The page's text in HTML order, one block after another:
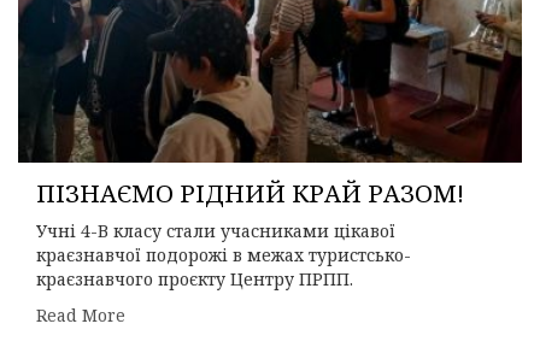
ПІЗНАЄМО РІДНИЙ КРАЙ РАЗОМ!
Учні 4-В класу стали учасниками цікавої
краєзнавчої подорожі в межах туристсько-
краєзнавчого проєкту Центру ПРПП.
Read More